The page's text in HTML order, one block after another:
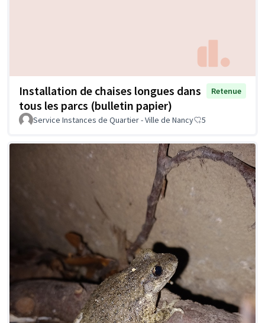
Installation de chaises longues dans
tous les parcs (bulletin papier)
Retenue
Service Instances de Quartier - Ville de Nancy 5